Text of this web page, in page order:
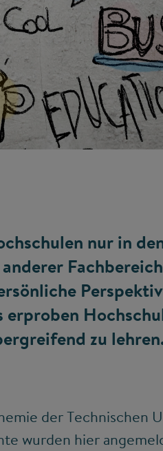
nur in
zu
der Technischen
wurden hier